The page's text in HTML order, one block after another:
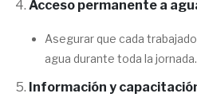
Acceso permanente a
Asegurar que cada
agua durante toda la jornada.
Información y